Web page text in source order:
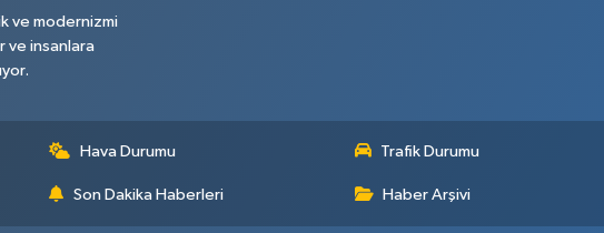
ve modernizmi
ve insanlara
Hava Durumu Trafik Durumu
Son Dakika Haberleri Haber Arşivi